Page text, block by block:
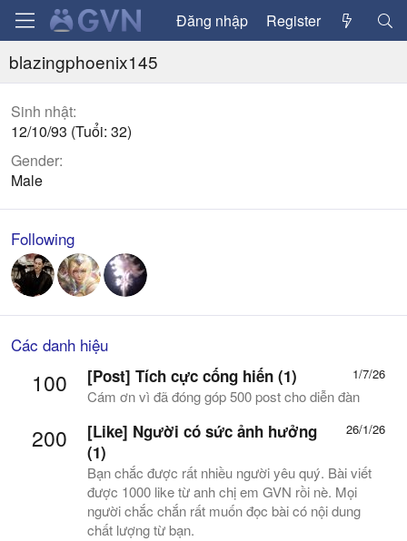
Đăng nhập Register
blazingphoenix145
Sinh nhật
12/10/93 (Tuổi: 32)
Gender
Male
Following
Các danh hiệu
100 1/7/26
[Post] Tích cực cống hiến (1)
Cám ơn vì đã đóng góp 500 post cho diễn đàn
200 26/1/26
[Like] Người có sức ảnh hưởng
(1)
Bạn chắc được rất nhiều người yêu quý. Bài viết
được 1000 like từ anh chị em GVN rồi nè. Mọi
người chắc chắn rất muốn đọc bài có nội dung
chất lượng từ bạn.